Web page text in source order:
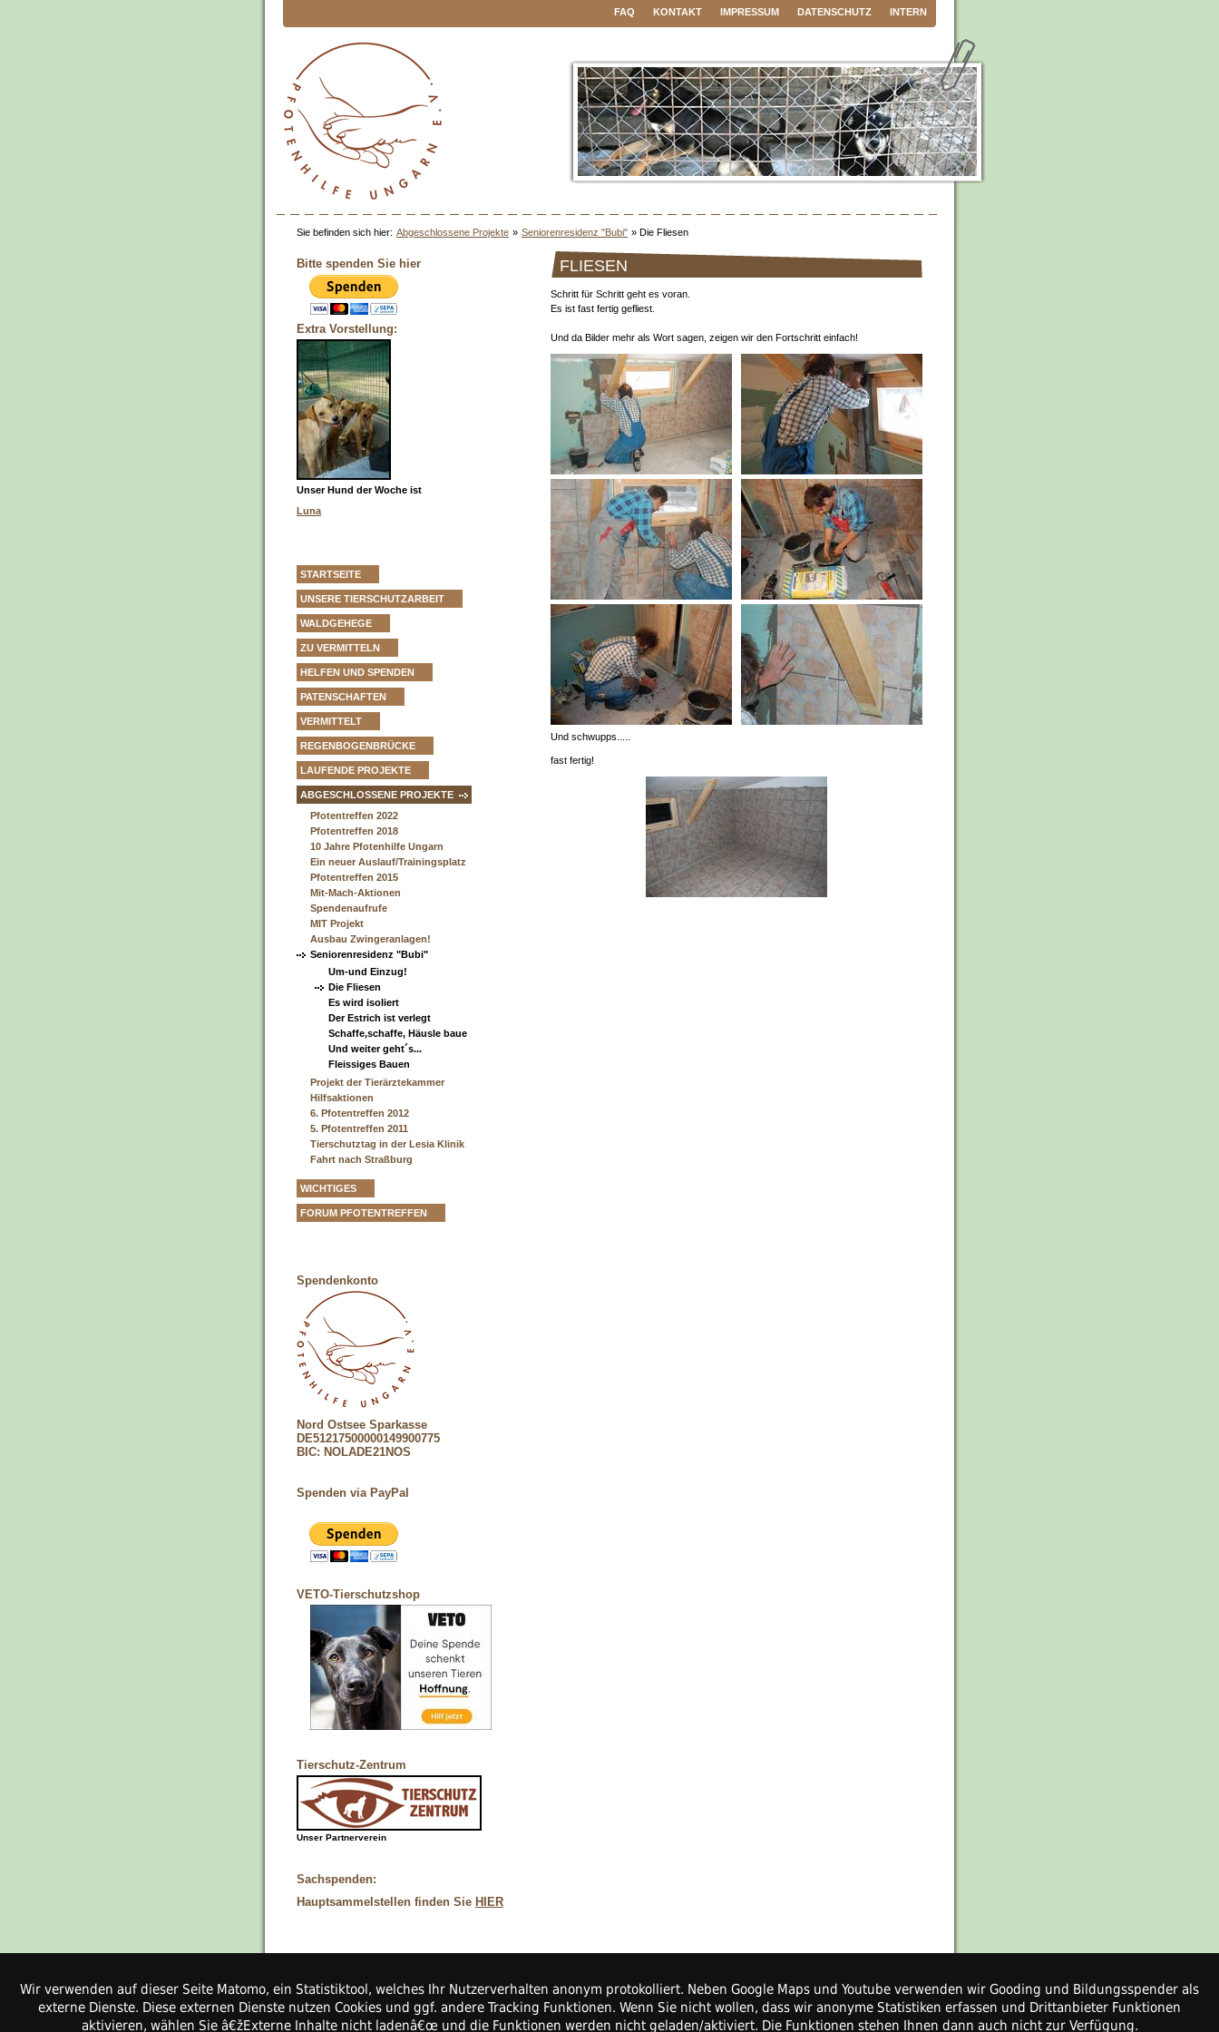
FAQ KONTAKT IMPRESSUM DATENSCHUTZ INTERN
Sie befinden sich hier: Abgeschlossene Projekte » Seniorenresidenz "Bubi" » Die Fliesen
Bitte spenden Sie hier
Extra Vorstellung:
Unser Hund der Woche ist
Luna
STARTSEITE
UNSERE TIERSCHUTZARBEIT
WALDGEHEGE
ZU VERMITTELN
HELFEN UND SPENDEN
PATENSCHAFTEN
VERMITTELT
REGENBOGENBRÜCKE
LAUFENDE PROJEKTE
ABGESCHLOSSENE PROJEKTE
Pfotentreffen 2022
Pfotentreffen 2018
10 Jahre Pfotenhilfe Ungarn
Ein neuer Auslauf/Trainingsplatz
Pfotentreffen 2015
Mit-Mach-Aktionen
Spendenaufrufe
MIT Projekt
Ausbau Zwingeranlagen!
Seniorenresidenz "Bubi"
Um-und Einzug!
Die Fliesen
Es wird isoliert
Der Estrich ist verlegt
Schaffe,schaffe, Häusle baue
Und weiter geht´s...
Fleissiges Bauen
Projekt der Tierärztekammer
Hilfsaktionen
6. Pfotentreffen 2012
5. Pfotentreffen 2011
Tierschutztag in der Lesia Klinik
Fahrt nach Straßburg
WICHTIGES
FORUM PFOTENTREFFEN
Spendenkonto
Nord Ostsee Sparkasse
DE51217500000149900775
BIC: NOLADE21NOS
Spenden via PayPal
VETO-Tierschutzshop
Tierschutz-Zentrum
Unser Partnerverein
Sachspenden:
Hauptsammelstellen finden Sie HIER
Kontakt
Pfotenhilfe-Ungarn e.V.
FLIESEN
Schritt für Schritt geht es voran.
Es ist fast fertig gefliest.
Und da Bilder mehr als Wort sagen, zeigen wir den Fortschritt einfach!
Und schwupps.....
fast fertig!
Wir verwenden auf dieser Seite Matomo, ein Statistiktool, welches Ihr Nutzerverhalten anonym protokolliert. Neben Google Maps und Youtube verwenden wir Gooding und Bildungsspender als
externe Dienste. Diese externen Dienste nutzen Cookies und ggf. andere Tracking Funktionen. Wenn Sie nicht wollen, dass wir anonyme Statistiken erfassen und Drittanbieter Funktionen
aktivieren, wählen Sie â€žExterne Inhalte nicht ladenâ€œ und die Funktionen werden nicht geladen/aktiviert. Die Funktionen stehen Ihnen dann auch nicht zur Verfügung.